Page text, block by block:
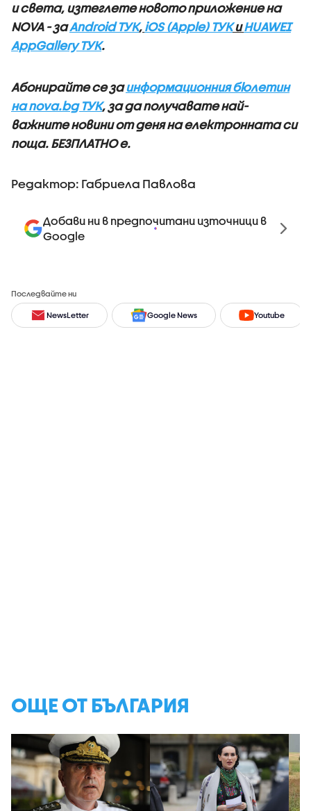
и света, изтеглете новото приложение на
NOVA - заAndroid ТУК, iOS (Apple) ТУКиHUAWEI
AppGallery ТУК.
Абонирайте се заинформационния бюлетин
на nova.bg ТУК, за да получавате най-
важните новини от деня на електронната си
поща. БЕЗПЛАТНО е.
Редактор: Габриела Павлова
Добави ни в предпочитани източници в
Google
Последвайте ни
NewsLetter Google News Youtube
ОЩЕ ОТ БЪЛГАРИЯ